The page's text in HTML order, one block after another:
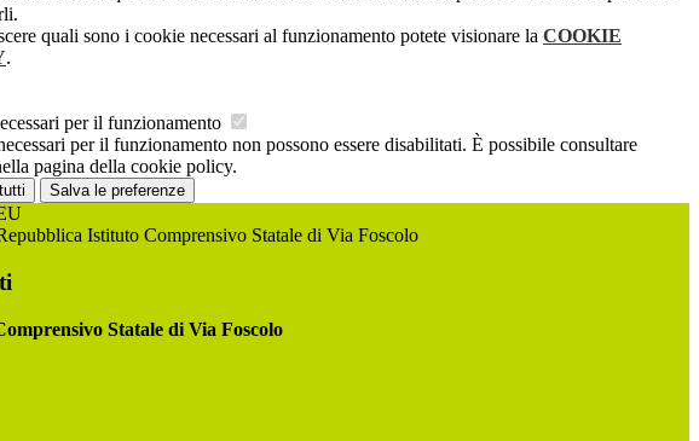
quali sono i cookie necessari al funzionamento potete visionare la COOKIE
.
per il funzionamento
per il funzionamento non possono essere disabilitati. È possibile consultare
pagina della cookie policy.
Salva le preferenze
Istituto Comprensivo Statale di Via Foscolo
Statale di Via Foscolo